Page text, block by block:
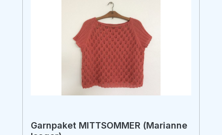
Garnpaket MITTSOMMER (Marianne